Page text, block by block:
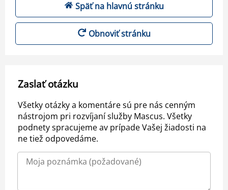
Späť na hlavnú stránku
Obnoviť stránku
Zaslať otázku
Všetky otázky a komentáre sú pre nás cenným
nástrojom pri rozvíjaní služby Mascus. Všetky
podnety spracujeme av prípade Vašej žiadosti na
ne tiež odpovedáme.